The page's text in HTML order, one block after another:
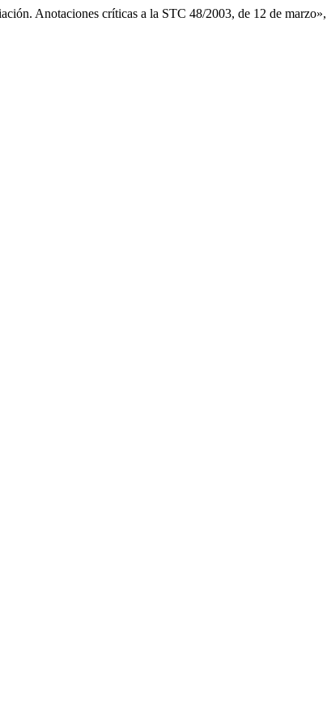
Anotaciones críticas a la STC 48/2003, de 12 de marzo»,